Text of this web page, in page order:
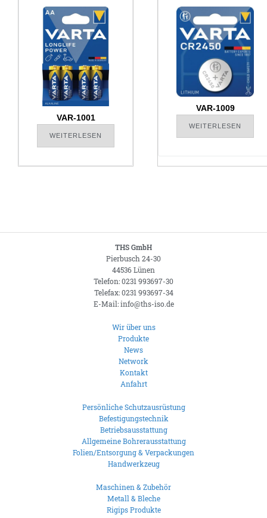
VAR-1001
WEITERLESEN
VAR-1009
WEITERLESEN
THS GmbH
Pierbusch 24-30
44536 Lünen
Telefon: 0231 993697-30
Telefax: 0231 993697-34
E-Mail: info@ths-iso.de
Wir über uns
Produkte
News
Network
Kontakt
Anfahrt
Persönliche Schutzausrüstung
Befestigungstechnik
Betriebsausstattung
Allgemeine Bohrerausstattung
Folien/Entsorgung & Verpackungen
Handwerkzeug
Maschinen & Zubehör
Metall & Bleche
Rigips Produkte